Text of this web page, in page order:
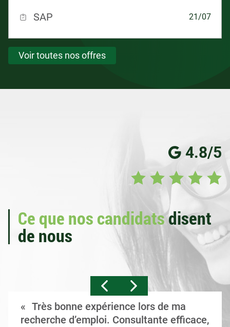
SAP
21/07
Voir toutes nos offres
4.8/5
Ce que nos candidatsdisent
de nous
Très bonne expérience lors de ma
recherche d’emploi. Consultante efficace,